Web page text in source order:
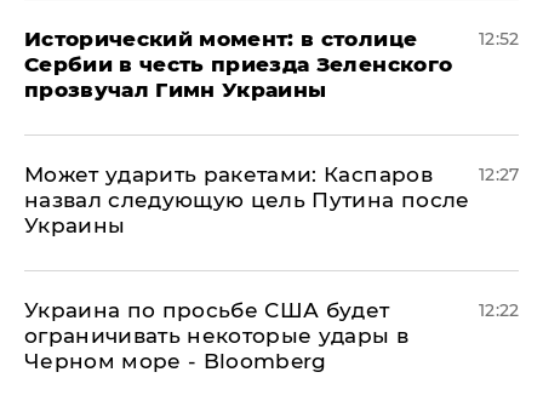
Исторический момент: в столице
Сербии в честь приезда Зеленского
прозвучал Гимн Украины
12:52
Может ударить ракетами: Каспаров
назвал следующую цель Путина после
Украины
12:27
Украина по просьбе США будет
ограничивать некоторые удары в
Черном море - Bloomberg
12:22